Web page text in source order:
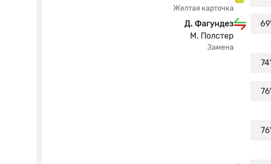
Желтая карточка
69'
Д. Фагундез
М. Полстер
Замена
74'
76'
76'